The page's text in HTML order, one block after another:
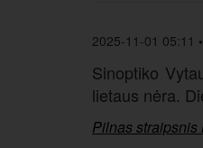
2025-11-01 05:11 •
Sinoptiko
lietaus nėra.
Pilnas straipsnis